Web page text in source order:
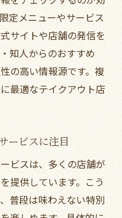
定メニューやサービス
サイトや店舗の発信を
知人からのおすすめ
の高い情報源です。複
最適なテイクアウト店
ービスに注目
ビスは、多くの店舗が
提供しています。こう
普段は味わえない特別